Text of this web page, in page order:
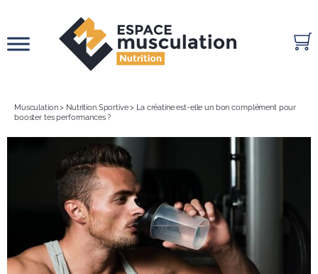
Musculation> Nutrition Sportive> La créatine est-elle un bon complément pour
booster tes performances ?